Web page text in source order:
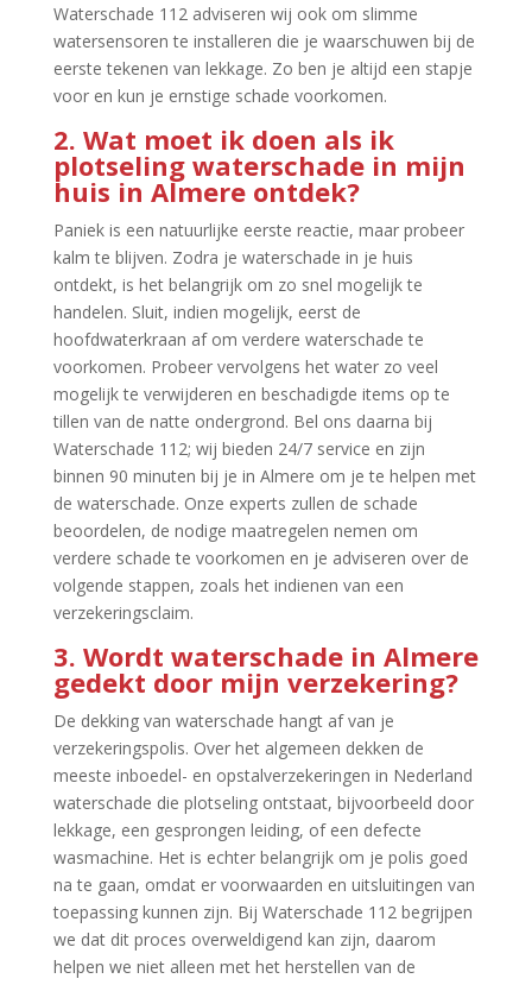
Waterschade 112 adviseren wij ook om slimme
watersensoren te installeren die je waarschuwen bij de
eerste tekenen van lekkage.​ Zo ben je altijd een stapje
voor en kun je ernstige schade voorkomen.​
2.​ Wat moet ik doen als ik
plotseling waterschade in mijn
huis in Almere ontdek?
Paniek is een natuurlijke eerste reactie, maar probeer
kalm te blijven.​ Zodra je waterschade in je huis
ontdekt, is het belangrijk om zo snel mogelijk te
handelen.​ Sluit, indien mogelijk, eerst de
hoofdwaterkraan af om verdere waterschade te
voorkomen.​ Probeer vervolgens het water zo veel
mogelijk te verwijderen en beschadigde items op te
tillen van de natte ondergrond.​ Bel ons daarna bij
Waterschade 112; wij bieden 24/7 service en zijn
binnen 90 minuten bij je in Almere om je te helpen met
de waterschade.​ Onze experts zullen de schade
beoordelen, de nodige maatregelen nemen om
verdere schade te voorkomen en je adviseren over de
volgende stappen, zoals het indienen van een
verzekeringsclaim.​
3.​ Wordt waterschade in Almere
gedekt door mijn verzekering?
De dekking van waterschade hangt af van je
verzekeringspolis.​ Over het algemeen dekken de
meeste inboedel- en opstalverzekeringen in Nederland
waterschade die plotseling ontstaat, bijvoorbeeld door
lekkage, een gesprongen leiding, of een defecte
wasmachine.​ Het is echter belangrijk om je polis goed
na te gaan, omdat er voorwaarden en uitsluitingen van
toepassing kunnen zijn.​ Bij Waterschade 112 begrijpen
we dat dit proces overweldigend kan zijn, daarom
helpen we niet alleen met het herstellen van de